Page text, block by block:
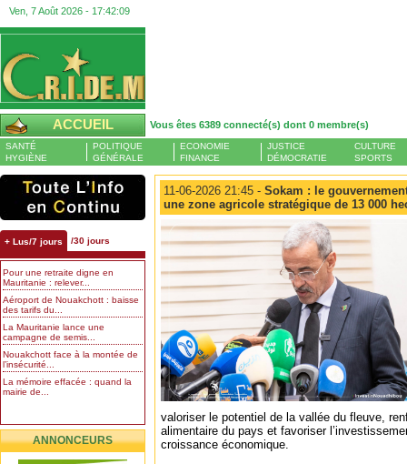
Ven, 7 Août 2026 - 17:42:09
ACCUEIL Vous êtes 6389 connecté(s) dont 0 membre(s)
SANTÉ
HYGIÈNE
POLITIQUE
GÉNÉRALE
ECONOMIE
FINANCE
JUSTICE
DÉMOCRATIE
CULTURE
SPORTS
+ Lus/7 jours /30 jours
Pour une retraite digne en
Mauritanie : relever...
Aéroport de Nouakchott : baisse
des tarifs du...
La Mauritanie lance une
campagne de semis...
Nouakchott face à la montée de
l’insécurité...
La mémoire effacée : quand la
mairie de...
ANNONCEURS
11-06-2026 21:45 - Sokam : le
une zone agricole stratégique de 13 000
valoriser le potentiel de la vallée du fleuve,
alimentaire du pays et favoriser
croissance économique.